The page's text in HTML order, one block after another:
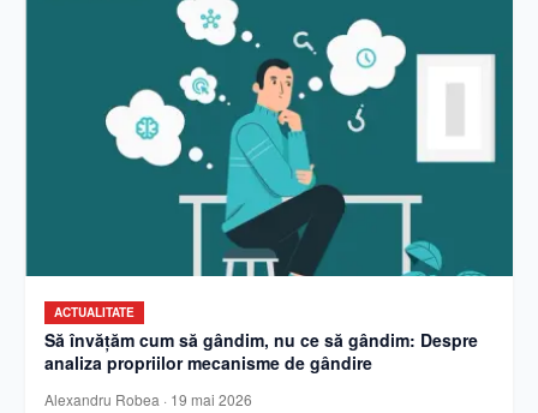
ACTUALITATE
Să învățăm cum să gândim, nu ce să gândim: Despre
analiza propriilor mecanisme de gândire
Alexandru Robea · 19 mai 2026